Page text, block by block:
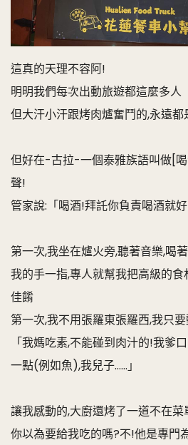
這真的天理不容阿!
明明我們每次出動旅遊都這麼多人
但大汗小汗跟烤肉爐奮鬥的,永遠都
但好在-古拉-一個泰雅族語叫做[
聲!
管家說:「喝酒!拜託你負責喝酒就好!
第一次,我坐在爐火旁,聽著音樂,喝
我的手一指,專人就幫我把高級的
佳餚
第一次,我不用張羅東張羅西,我只
「我媽吃素,不能碰到肉汁的!我爹
一點(例如魚),我兒子……」
讓我感動的,大廚還烤了一道不在菜
你以為要給我吃的嗎?不!他是專門